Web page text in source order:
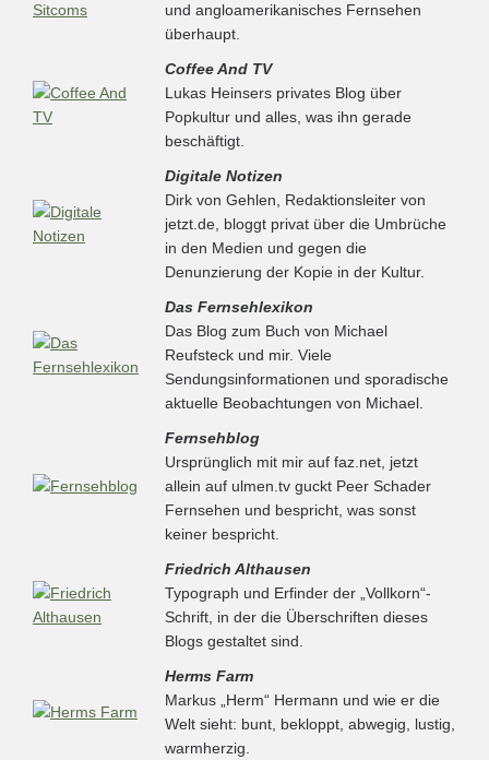
und angloamerikanisches Fernsehen
überhaupt.
Coffee And TV
Lukas Heinsers privates Blog über
Popkultur und alles, was ihn gerade
beschäftigt.
Digitale Notizen
Dirk von Gehlen, Redaktionsleiter von
jetzt.de, bloggt privat über die Umbrüche
in den Medien und gegen die
Denunzierung der Kopie in der Kultur.
Das Fernsehlexikon
Das Blog zum Buch von Michael
Reufsteck und mir. Viele
Sendungsinformationen und sporadische
aktuelle Beobachtungen von Michael.
Fernsehblog
Ursprünglich mit mir auf faz.net, jetzt
allein auf ulmen.tv guckt Peer Schader
Fernsehen und bespricht, was sonst
keiner bespricht.
Friedrich Althausen
Typograph und Erfinder der „Vollkorn“-
Schrift, in der die Überschriften dieses
Blogs gestaltet sind.
Herms Farm
Markus „Herm“ Hermann und wie er die
Welt sieht: bunt, bekloppt, abwegig, lustig,
warmherzig.